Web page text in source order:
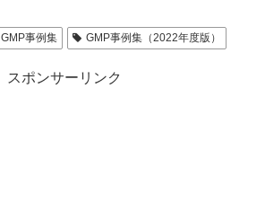
GMP事例集 GMP事例集（2022年度版）
スポンサーリンク